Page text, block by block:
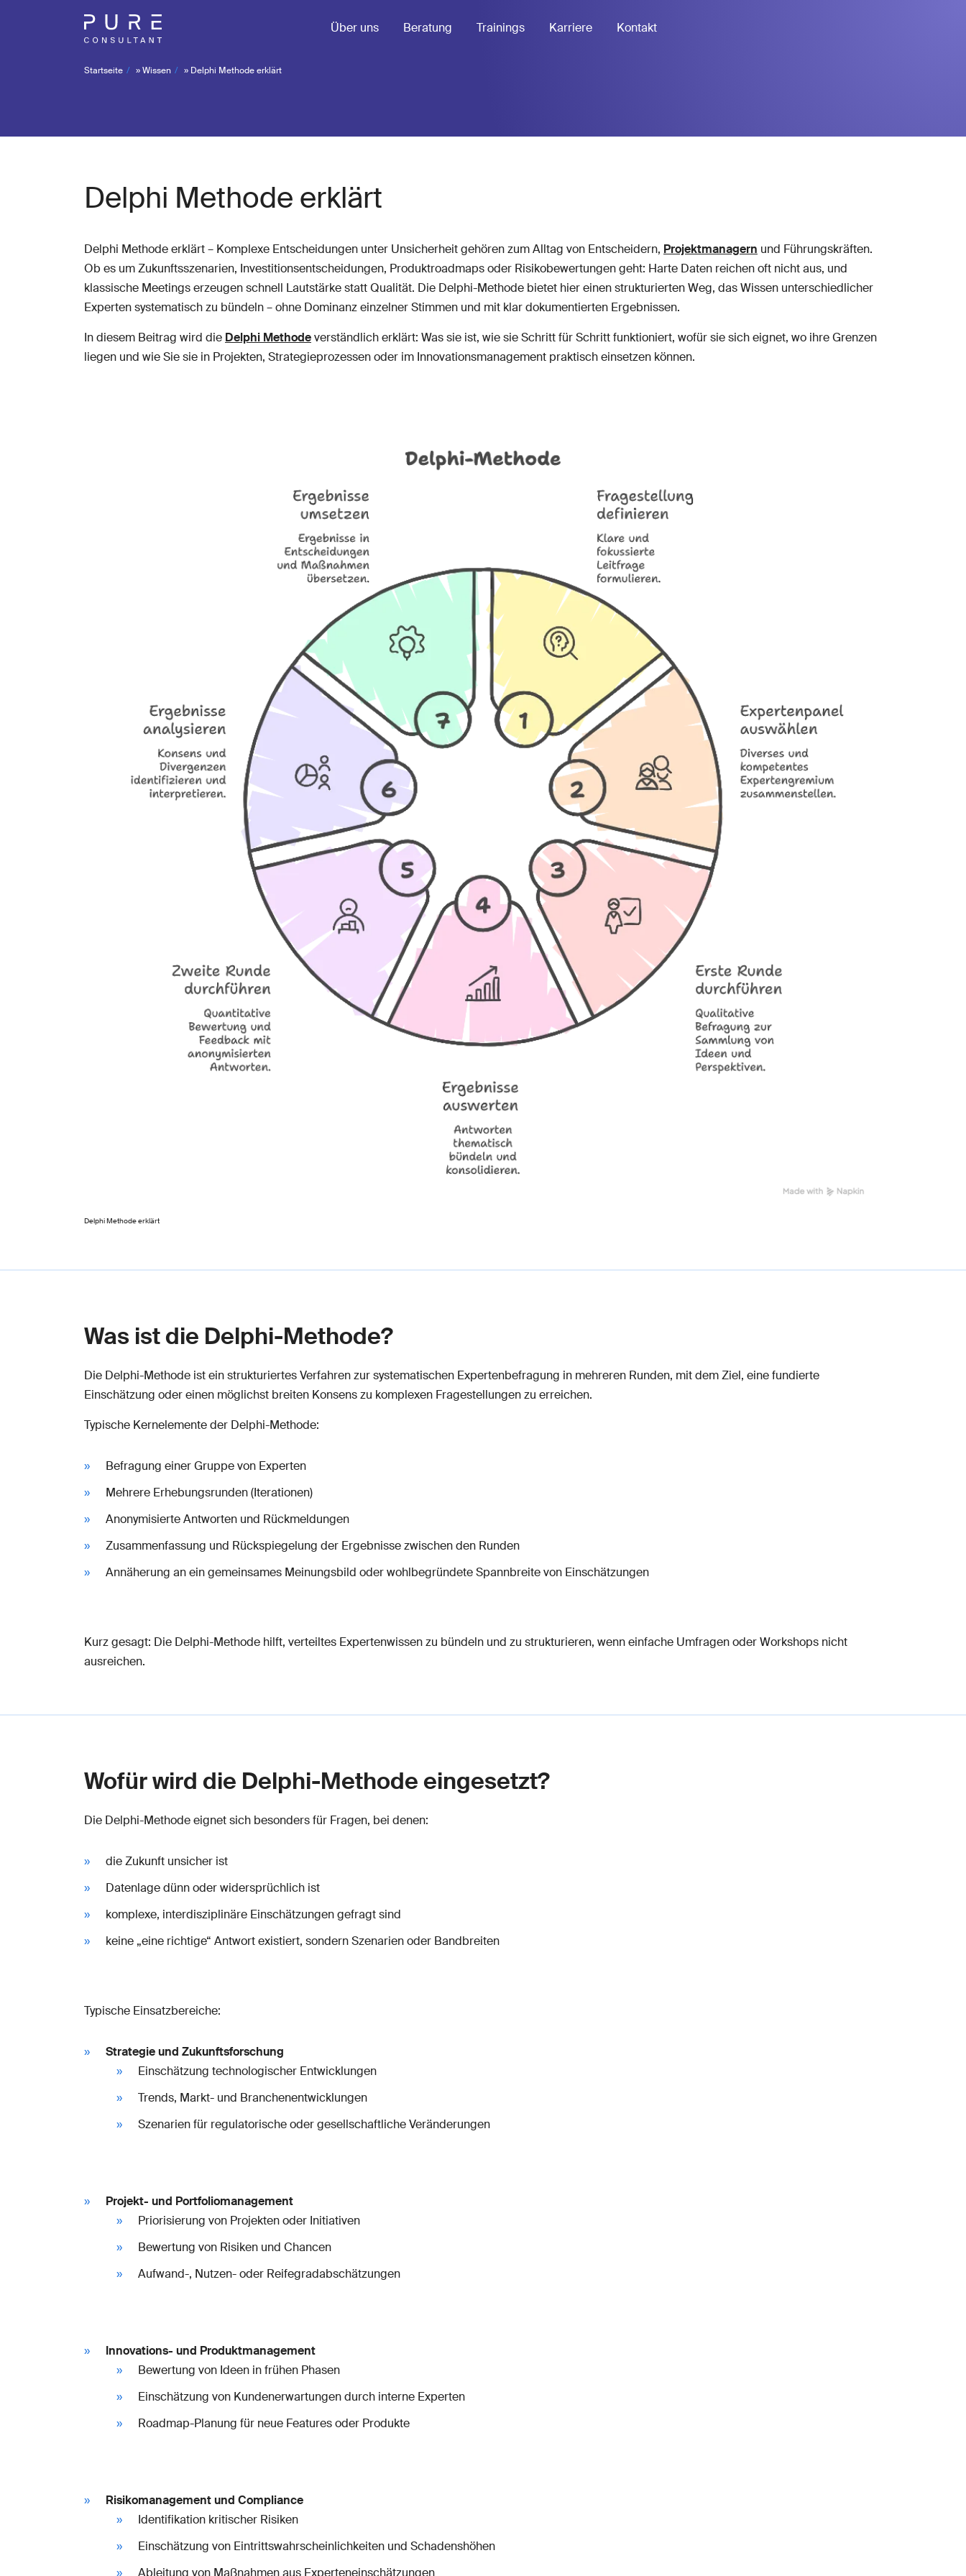
Über uns Beratung Trainings Karriere Kontakt
Startseite »Wissen » Delphi Methode erklärt
Delphi Methode erklärt
Delphi Methode erklärt – Komplexe Entscheidungen unter Unsicherheit gehören zum Alltag von Entscheidern, Projektmanagern und Führungskräften.
Ob es um Zukunftsszenarien, Investitionsentscheidungen, Produktroadmaps oder Risikobewertungen geht: Harte Daten reichen oft nicht aus, und
klassische Meetings erzeugen schnell Lautstärke statt Qualität. Die Delphi-Methode bietet hier einen strukturierten Weg, das Wissen unterschiedlicher
Experten systematisch zu bündeln – ohne Dominanz einzelner Stimmen und mit klar dokumentierten Ergebnissen.
In diesem Beitrag wird die Delphi Methodeverständlich erklärt: Was sie ist, wie sie Schritt für Schritt funktioniert, wofür sie sich eignet, wo ihre Grenzen
liegen und wie Sie sie in Projekten, Strategieprozessen oder im Innovationsmanagement praktisch einsetzen können.
Delphi Methode erklärt
Was ist die Delphi-Methode?
Die Delphi-Methode ist ein strukturiertes Verfahren zur systematischen Expertenbefragung in mehreren Runden, mit dem Ziel, eine fundierte
Einschätzung oder einen möglichst breiten Konsens zu komplexen Fragestellungen zu erreichen.
Typische Kernelemente der Delphi-Methode:
Befragung einer Gruppe von Experten
Mehrere Erhebungsrunden (Iterationen)
Anonymisierte Antworten und Rückmeldungen
Zusammenfassung und Rückspiegelung der Ergebnisse zwischen den Runden
Annäherung an ein gemeinsames Meinungsbild oder wohlbegründete Spannbreite von Einschätzungen
Kurz gesagt: Die Delphi-Methode hilft, verteiltes Expertenwissen zu bündeln und zu strukturieren, wenn einfache Umfragen oder Workshops nicht
ausreichen.
Wofür wird die Delphi-Methode eingesetzt?
Die Delphi-Methode eignet sich besonders für Fragen, bei denen:
die Zukunft unsicher ist
Datenlage dünn oder widersprüchlich ist
komplexe, interdisziplinäre Einschätzungen gefragt sind
keine „eine richtige“ Antwort existiert, sondern Szenarien oder Bandbreiten
Typische Einsatzbereiche:
Strategie und Zukunftsforschung
Einschätzung technologischer Entwicklungen
Trends, Markt- und Branchenentwicklungen
Szenarien für regulatorische oder gesellschaftliche Veränderungen
Projekt- und Portfoliomanagement
Priorisierung von Projekten oder Initiativen
Bewertung von Risiken und Chancen
Aufwand-, Nutzen- oder Reifegradabschätzungen
Innovations- und Produktmanagement
Bewertung von Ideen in frühen Phasen
Einschätzung von Kundenerwartungen durch interne Experten
Roadmap-Planung für neue Features oder Produkte
Risikomanagement und Compliance
Identifikation kritischer Risiken
Einschätzung von Eintrittswahrscheinlichkeiten und Schadenshöhen
Ableitung von Maßnahmen aus Experteneinschätzungen